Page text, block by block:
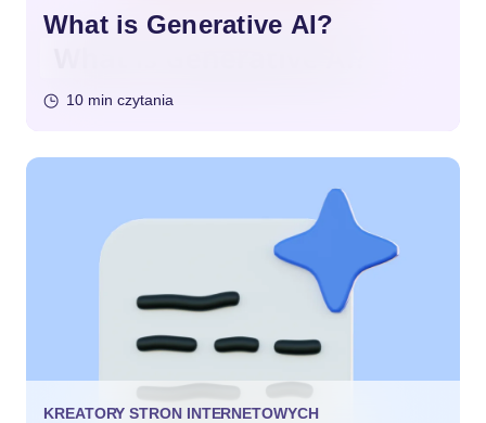
What is Generative AI?
10 min czytania
KREATORY STRON INTERNETOWYCH